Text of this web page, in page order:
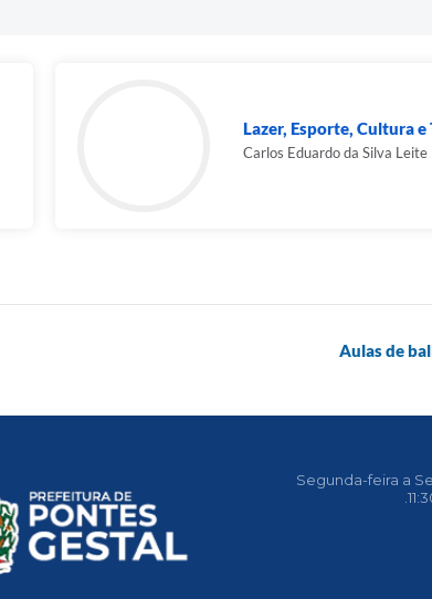
Lazer, Esporte, Cultura e
Carlos Eduardo da Silva Leite
Aulas de
Segunda-feira a